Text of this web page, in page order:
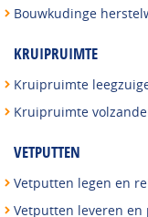
Bouwkudinge
KRUIPRUIMTE
Kruipruimte
Kruipruimte
VETPUTTEN
Vetputten legen en
Vetputten leveren en